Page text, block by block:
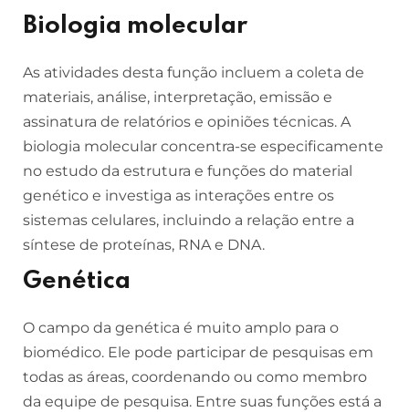
Biologia molecular
As atividades desta função incluem a coleta de
materiais, análise, interpretação, emissão e
assinatura de relatórios e opiniões técnicas. A
biologia molecular concentra-se especificamente
no estudo da estrutura e funções do material
genético e investiga as interações entre os
sistemas celulares, incluindo a relação entre a
síntese de proteínas, RNA e DNA.
Genética
O campo da genética é muito amplo para o
biomédico. Ele pode participar de pesquisas em
todas as áreas, coordenando ou como membro
da equipe de pesquisa. Entre suas funções está a